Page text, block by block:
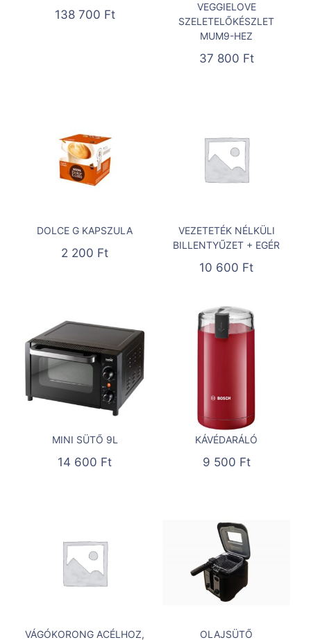
138 700 Ft
VEGGIELOVE
SZELETELŐKÉSZLET
MUM9-HEZ
37 800 Ft
DOLCE G KAPSZULA
2 200 Ft
VEZETETÉK NÉLKÜLI
BILLENTYŰZET + EGÉR
10 600 Ft
MINI SÜTŐ 9L
14 600 Ft
KÁVÉDARÁLÓ
9 500 Ft
VÁGÓKORONG ACÉLHOZ,
OLAJSÜTŐ